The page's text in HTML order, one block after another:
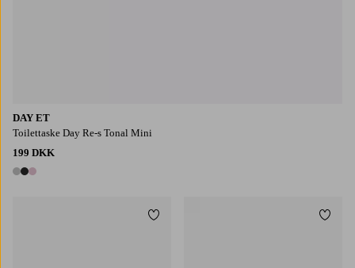
DAY ET
Toilettaske Day Re-s Tonal Mini
199 DKK
3 farver
Tilføj til favoritter